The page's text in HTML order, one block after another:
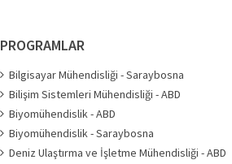
PROGRAMLAR
Bilgisayar Mühendisliği - Saraybosna
Bilişim Sistemleri Mühendisliği - ABD
Biyomühendislik - ABD
Biyomühendislik - Saraybosna
Deniz Ulaştırma ve İşletme Mühendisliği - ABD